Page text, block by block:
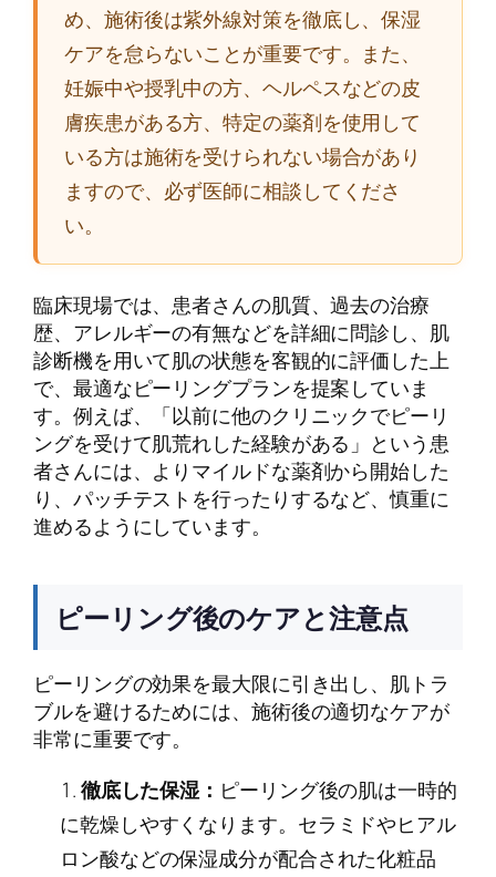
め、施術後は紫外線対策を徹底し、保湿
ケアを怠らないことが重要です。また、
妊娠中や授乳中の方、ヘルペスなどの皮
膚疾患がある方、特定の薬剤を使用して
いる方は施術を受けられない場合があり
ますので、必ず医師に相談してくださ
い。
臨床現場では、患者さんの肌質、過去の治療
歴、アレルギーの有無などを詳細に問診し、肌
診断機を用いて肌の状態を客観的に評価した上
で、最適なピーリングプランを提案していま
す。例えば、「以前に他のクリニックでピーリ
ングを受けて肌荒れした経験がある」という患
者さんには、よりマイルドな薬剤から開始した
り、パッチテストを行ったりするなど、慎重に
進めるようにしています。
ピーリング後のケアと注意点
ピーリングの効果を最大限に引き出し、肌トラ
ブルを避けるためには、施術後の適切なケアが
非常に重要です。
徹底した保湿： ピーリング後の肌は一時的
に乾燥しやすくなります。セラミドやヒアル
ロン酸などの保湿成分が配合された化粧品